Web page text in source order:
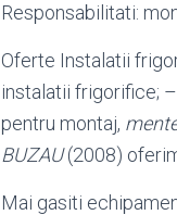
Responsabilitati:
Oferte Instalatii
instalatii frigorifice; –
pentru montaj,
BUZAU(2008)
Mai gasiti